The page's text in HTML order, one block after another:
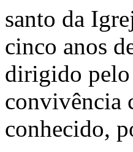
santo da
cinco anos
dirigido pelo
convivência
conhecido,